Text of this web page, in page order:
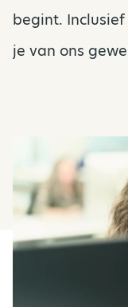
begint.
je van ons